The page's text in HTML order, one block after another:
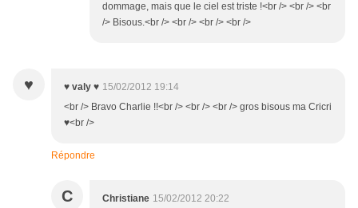
dommage, mais que le ciel est triste !<br /> <br /> <br
/> Bisous.<br /> <br /> <br /> <br />
♥ ♥ valy ♥ 15/02/2012 19:14
<br /> Bravo Charlie !!<br /> <br /> <br /> gros bisous ma Cricri
♥<br />
Répondre
C Christiane 15/02/2012 20:22